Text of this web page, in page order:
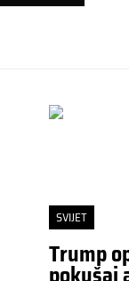
SVIJET
Trump